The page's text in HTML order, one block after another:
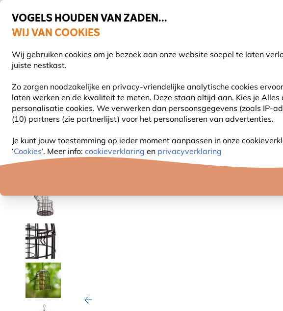
VOGELS HOUDEN VAN ZADEN...
WIJ VAN COOKIES
Wij gebruiken cookies om je bezoek aan onze website soepel te laten
juiste nestkast.
Zo zorgen noodzakelijke en privacy-vriendelijke analytische cookies
laten werken en de kwaliteit te meten. Deze staan altijd aan. Kies je
personalisatie cookies. We verwerken dan persoonsgegevens (zoals IP-
(10) partners (zie partnerlijst) voor het personaliseren van advertenties.
Je kunt jouw toestemming op ieder moment aanpassen in onze
‘Cookies’. Meer info: cookieverklaring en privacyverklaring
Gratis thuisbezorgd vanaf €49
Zoeken
VOGELVOER VOEDERSYSTEMEN VOGELHUISJES
10% KORTING